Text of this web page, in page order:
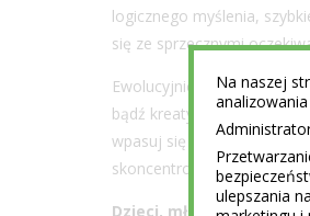
logicznego myślenia,
się ze sprzecznymi
Ewolucyjnie trudno nam
bądź kreatywny, rozwijaj
wpasuj się w klucz
skoncentrować, skupić a
Dzieci, młodzież,
Na naszej
ulepszania